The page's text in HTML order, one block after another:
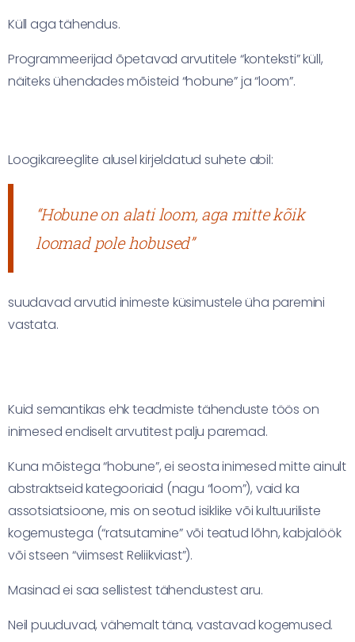
Küll aga tähendus.
Programmeerijad õpetavad arvutitele “konteksti” küll,
näiteks ühendades mõisteid “hobune” ja “loom”.
Loogikareeglite alusel kirjeldatud suhete abil:
“Hobune on alati loom, aga mitte kõik
loomad pole hobused”
suudavad arvutid inimeste küsimustele üha paremini
vastata.
Kuid semantikas ehk teadmiste tähenduste töös on
inimesed endiselt arvutitest palju paremad.
Kuna mõistega “hobune”, ei seosta inimesed mitte ainult
abstraktseid kategooriaid (nagu “loom”), vaid ka
assotsiatsioone, mis on seotud isiklike või kultuuriliste
kogemustega (“ratsutamine” või teatud lõhn, kabjalöök
või stseen “viimsest Reliikviast”).
Masinad ei saa sellistest tähendustest aru.
Neil puuduvad, vähemalt täna, vastavad kogemused.